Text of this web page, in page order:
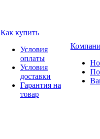
Как купить
Условия
оплаты
Условия
доставки
Гарантия на
товар